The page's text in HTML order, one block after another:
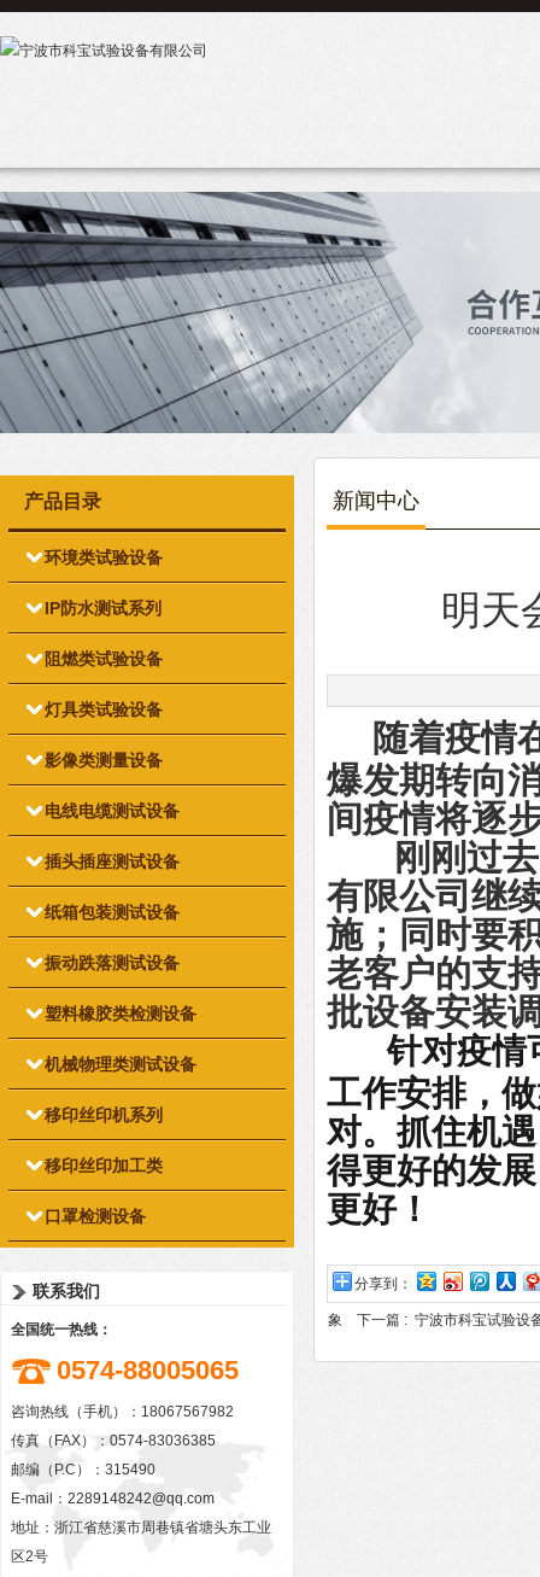
产品目录
环境类试验设备
IP防水测试系列
阻燃类试验设备
灯具类试验设备
影像类测量设备
电线电缆测试设备
插头插座测试设备
纸箱包装测试设备
振动跌落测试设备
塑料橡胶类检测设备
机械物理类测试设备
移印丝印机系列
移印丝印加工类
口罩检测设备
联系我们
全国统一热线：
0574-88005065
咨询热线（手机）：18067567982
传真（FAX）：0574-83036385
邮编（P.C）：315490
E-mail： 2289148242@qq.com
地址：浙江省慈溪市周巷镇省塘头东工业
区2号
新闻中心
明天
随着疫情
爆发期转向
间疫情将逐
刚刚过去
有限公司继
施；同时要
老客户的支
批设备安装
针对疫情
工作安排，
对。抓住机
得更好的发
更好！
分享到：
象 下一篇 : 宁波市科宝试验设